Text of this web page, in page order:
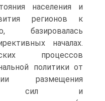
населения и
регионов к
базировалась
началах.
процессов
политики от
размещения
сил и